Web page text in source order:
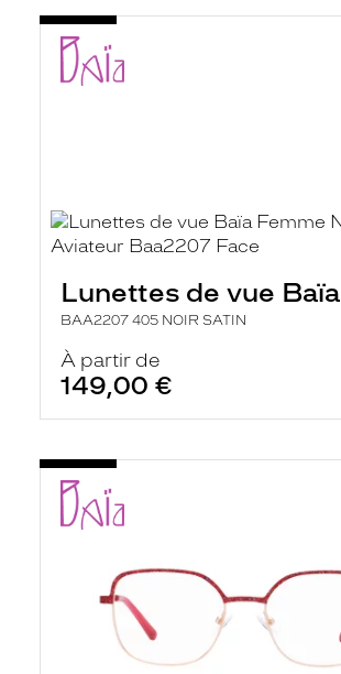
Lunettes de vue Baïa
BAA2207 405 NOIR SATIN
À partir de
149,00 €